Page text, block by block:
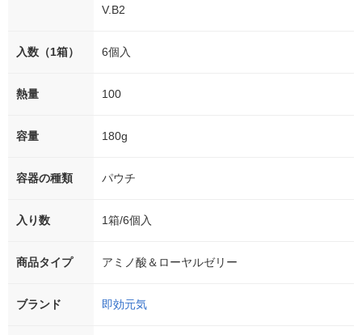
V.B2
入数（1箱） 6個入
熱量 100
容量 180g
容器の種類 パウチ
入り数 1箱/6個入
商品タイプ アミノ酸＆ローヤルゼリー
ブランド 即効元気